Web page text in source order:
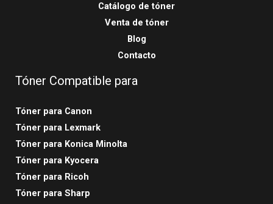
Catálogo de tóner
Venta de tóner
Blog
Contacto
Tóner Compatible para
Tóner para Canon
Tóner para Lexmark
Tóner para Konica Minolta
Tóner para Kyocera
Tóner para Ricoh
Tóner para Sharp